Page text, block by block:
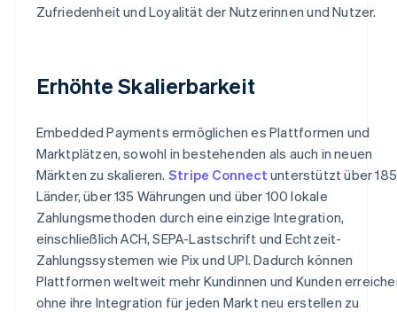
Zufriedenheit und Loyalität der Nutzerinnen und Nutzer.
Erhöhte Skalierbarkeit
Embedded Payments ermöglichen es Plattformen und
Marktplätzen, sowohl in bestehenden als auch in neuen
Märkten zu skalieren. Stripe Connect unterstützt über 185
Länder, über 135 Währungen und über 100 lokale
Zahlungsmethoden durch eine einzige Integration,
einschließlich ACH, SEPA-Lastschrift und Echtzeit-
Zahlungssystemen wie Pix und UPI. Dadurch können
Plattformen weltweit mehr Kundinnen und Kunden
ohne ihre Integration für jeden Markt neu erstellen zu